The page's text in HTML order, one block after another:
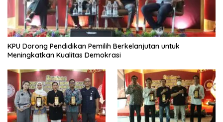
KPU Dorong Pendidikan Pemilih Berkelanjutan untuk
Meningkatkan Kualitas Demokrasi